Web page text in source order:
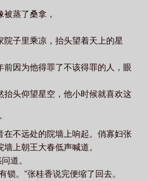
蒸了桑拿，
子里乘凉，抬头望着天上的星
因为他得罪了不该得罪的人，眼
抬头仰望星空，他小时候就喜欢这
不远处的院墙上响起。俏寡妇张
上朝王大春低声喊道。
道。
锁。”张桂香说完便缩了回去。